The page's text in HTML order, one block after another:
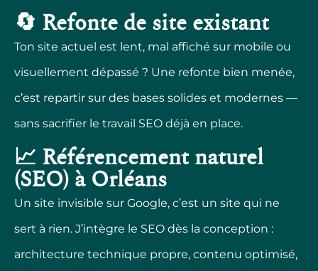
🔄 Refonte de site existant
Ton site actuel est lent, mal affiché sur mobile ou
visuellement dépassé ? Une refonte bien menée,
c’est repartir sur des bases solides et modernes —
sans sacrifier le travail SEO déjà en place.
📈 Référencement naturel
(SEO) à Orléans
Un site invisible sur Google, c’est un site qui ne
sert à rien. J’intègre le SEO dès la conception :
architecture technique propre, contenu optimisé,